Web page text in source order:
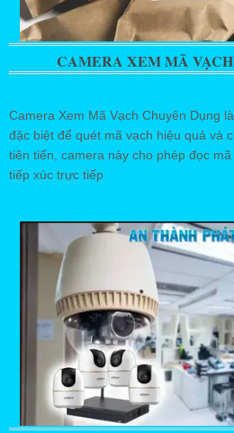
CAMERA XEM MÃ
Camera Xem Mã Vạch Chuyên Dụng
đặc biệt để quét mã vạch hiệu quả và
tiên tiến, camera này cho phép đọc
tiếp xúc trực tiếp